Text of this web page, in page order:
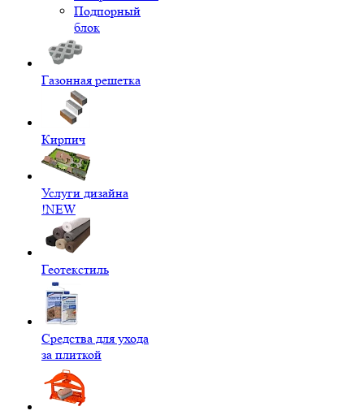
Подпорный
блок
Газонная решетка
Кирпич
Услуги дизайна
!NEW
Геотекстиль
Средства для ухода
за плиткой